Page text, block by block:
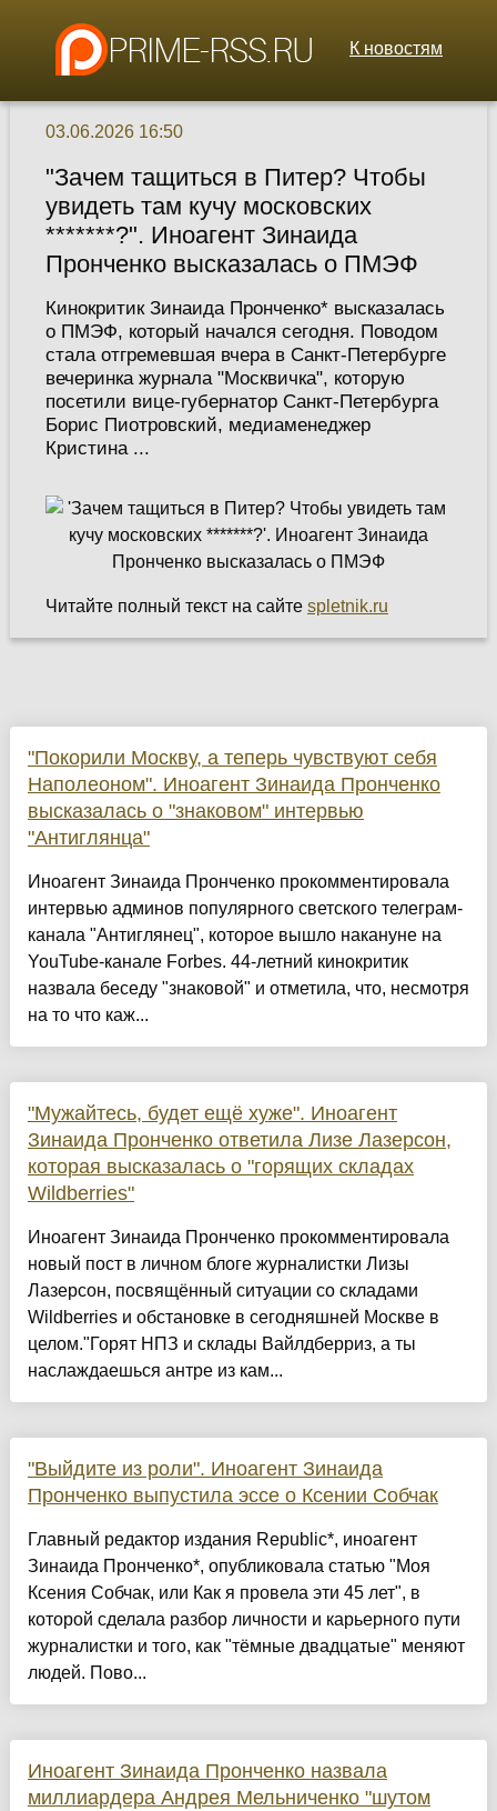
К новостям
03.06.2026 16:50
"Зачем тащиться в Питер? Чтобы
увидеть там кучу московских
*******?". Иноагент Зинаида
Пронченко высказалась о ПМЭФ
Кинокритик Зинаида Пронченко* высказалась
о ПМЭФ, который начался сегодня. Поводом
стала отгремевшая вчера в Санкт-Петербурге
вечеринка журнала "Москвичка", которую
посетили вице-губернатор Санкт-Петербурга
Борис Пиотровский, медиаменеджер
Кристина ...
Читайте полный текст на сайте spletnik.ru
"Покорили Москву, а теперь чувствуют себя
Наполеоном". Иноагент Зинаида Пронченко
высказалась о "знаковом" интервью
"Антиглянца"
Иноагент Зинаида Пронченко прокомментировала
интервью админов популярного светского телеграм-
канала "Антиглянец", которое вышло накануне на
YouTube-канале Forbes. 44-летний кинокритик
назвала беседу "знаковой" и отметила, что, несмотря
на то что каж...
"Мужайтесь, будет ещё хуже". Иноагент
Зинаида Пронченко ответила Лизе Лазерсон,
которая высказалась о "горящих складах
Wildberries"
Иноагент Зинаида Пронченко прокомментировала
новый пост в личном блоге журналистки Лизы
Лазерсон, посвящённый ситуации со складами
Wildberries и обстановке в сегодняшней Москве в
целом."Горят НПЗ и склады Вайлдберриз, а ты
наслаждаешься антре из кам...
"Выйдите из роли". Иноагент Зинаида
Пронченко выпустила эссе о Ксении Собчак
Главный редактор издания Republic*, иноагент
Зинаида Пронченко*, опубликовала статью "Моя
Ксения Собчак, или Как я провела эти 45 лет", в
которой сделала разбор личности и карьерного пути
журналистки и того, как "тёмные двадцатые" меняют
людей. Пово...
Иноагент Зинаида Пронченко назвала
миллиардера Андрея Мельниченко "шутом